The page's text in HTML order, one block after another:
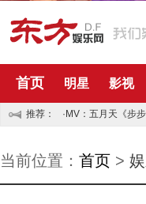
首页 明星 影视
推荐： ·MV：五月天《步步
当前位置： 首页 >